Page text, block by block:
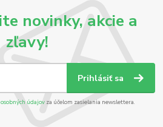
novinky, akcie a
zľavy!
Prihlásiť sa
údajov za účelom zasielania newslettera.